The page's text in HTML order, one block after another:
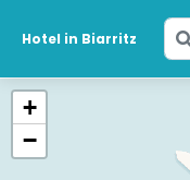
Hotel in Biarritz
+
−